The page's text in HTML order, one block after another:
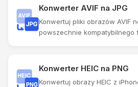
Konwerter AVIF na JPG
Konwertuj pliki obrazów AVIF
powszechnie kompatybilnego
Konwerter HEIC na PNG
Konwertuj obrazy HEIC z